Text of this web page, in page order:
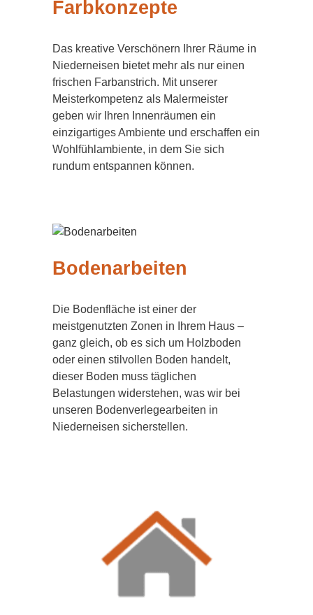
Farbkonzepte
Das kreative Verschönern Ihrer Räume in
Niederneisen bietet mehr als nur einen
frischen Farbanstrich. Mit unserer
Meisterkompetenz als Malermeister
geben wir Ihren Innenräumen ein
einzigartiges Ambiente und erschaffen ein
Wohlfühlambiente, in dem Sie sich
rundum entspannen können.
Bodenarbeiten
Die Bodenfläche ist einer der
meistgenutzten Zonen in Ihrem Haus –
ganz gleich, ob es sich um Holzboden
oder einen stilvollen Boden handelt,
dieser Boden muss täglichen
Belastungen widerstehen, was wir bei
unseren Bodenverlegearbeiten in
Niederneisen sicherstellen.